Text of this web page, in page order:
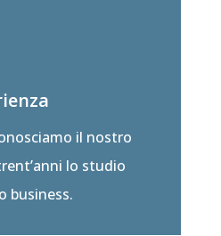
il nostro
lo studio
business.